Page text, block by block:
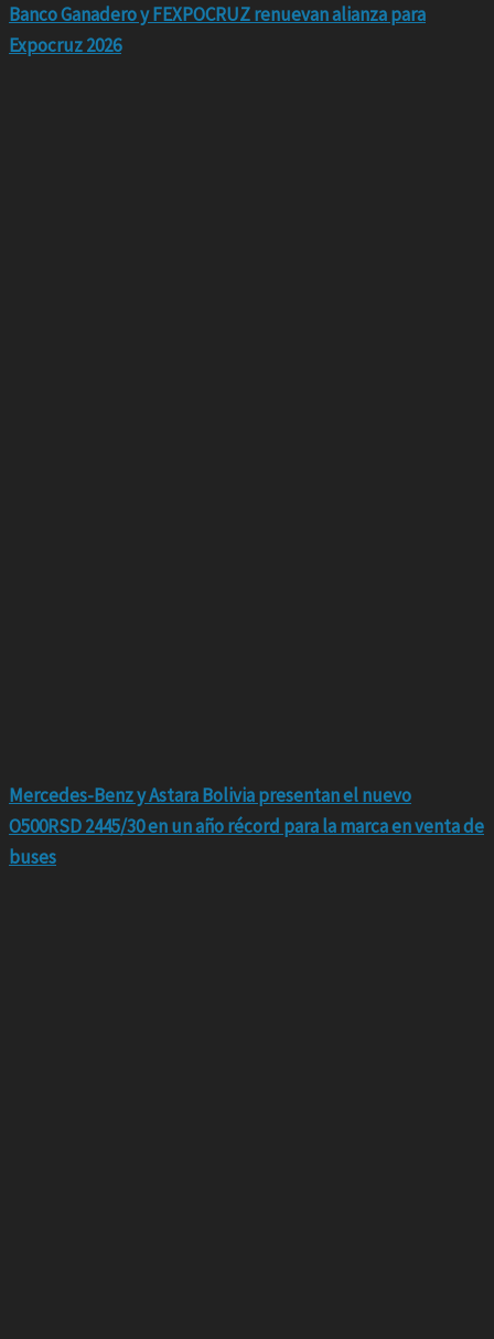
Banco Ganadero y FEXPOCRUZ renuevan alianza para
Expocruz 2026
Mercedes-Benz y Astara Bolivia presentan el nuevo
O500RSD 2445/30 en un año récord para la marca en venta de
buses